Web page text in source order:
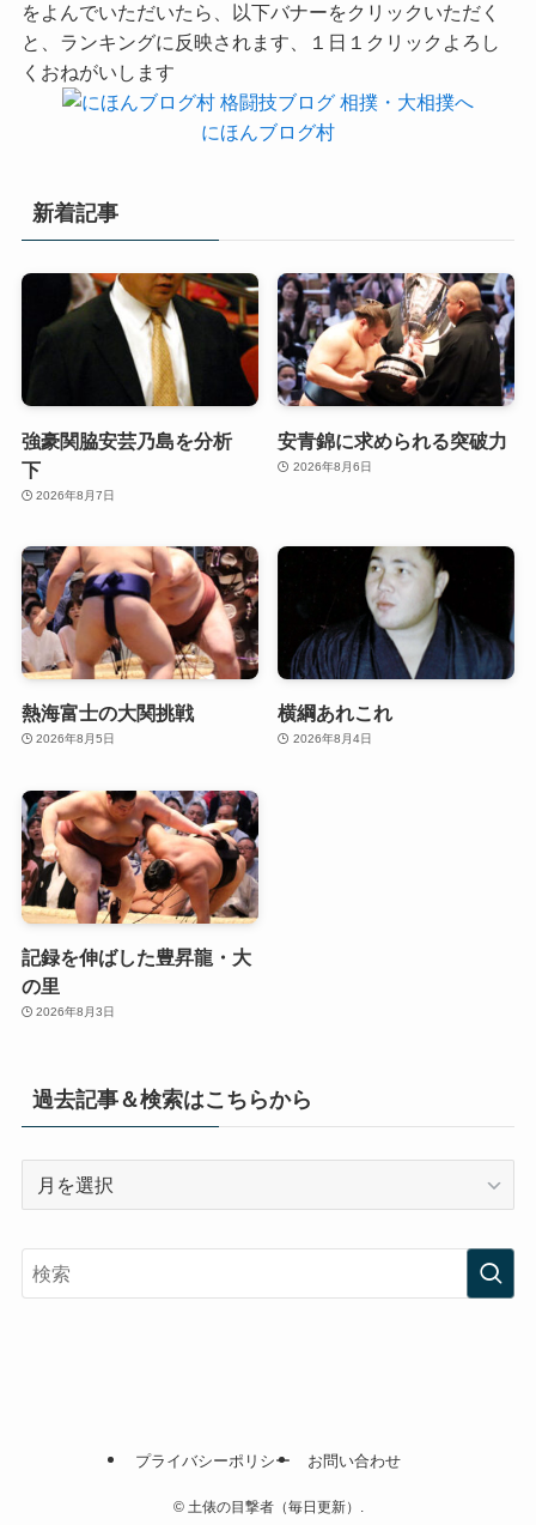
をよんでいただいたら、以下バナーをクリックいただく
と、ランキングに反映されます、１日１クリックよろし
くおねがいします
にほんブログ村
新着記事
強豪関脇安芸乃島を分析
下
2026年8月7日
安青錦に求められる突破力
2026年8月6日
熱海富士の大関挑戦
2026年8月5日
横綱あれこれ
2026年8月4日
記録を伸ばした豊昇龍・大
の里
2026年8月3日
過去記事＆検索はこちらから
事
＆
プライバシーポリシー お問い合わせ
©土俵の目撃者（毎日更新）.